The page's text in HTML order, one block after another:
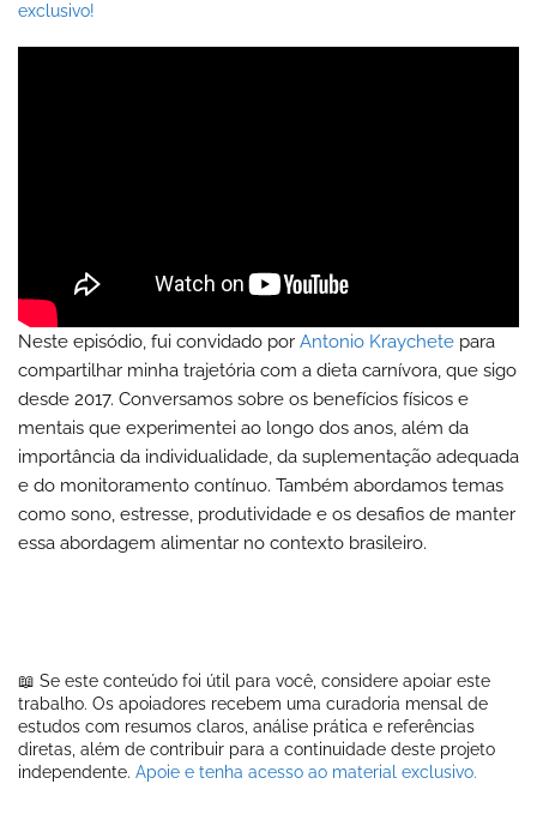
exclusivo!
Neste episódio, fui convidado por Antonio Kraychete para
compartilhar minha trajetória com a dieta carnívora, que sigo
desde 2017. Conversamos sobre os benefícios físicos e
mentais que experimentei ao longo dos anos, além da
importância da individualidade, da suplementação adequada
e do monitoramento contínuo. Também abordamos temas
como sono, estresse, produtividade e os desafios de manter
essa abordagem alimentar no contexto brasileiro.
📖 Se este conteúdo foi útil para você, considere apoiar este
trabalho. Os apoiadores recebem uma curadoria mensal de
estudos com resumos claros, análise prática e referências
diretas, além de contribuir para a continuidade deste projeto
independente. Apoie e tenha acesso ao material exclusivo.